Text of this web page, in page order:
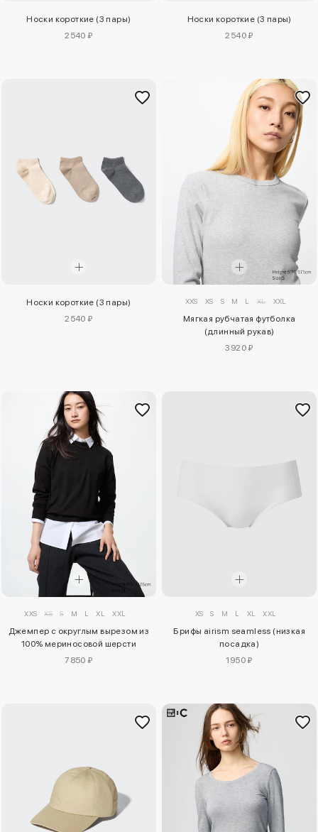
Носки короткие (3 пары)
2540 ₽
Носки короткие (3 пары)
2540 ₽
Носки короткие (3 пары)
2540 ₽
XXS XS S M L XL XXL
Мягкая рубчатая футболка
(длинный рукав)
3920 ₽
XXS XS S M L XL XXL
Джемпер с округлым вырезом из
100% мериносовой шерсти
7850 ₽
XS S M L XL XXL
Брифы airism seamless (низкая
посадка)
1950 ₽